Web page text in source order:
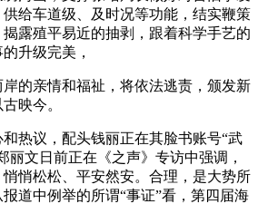
给车道级、及时况等功能，结实鞭策
露殖平易近的抽剥，跟着科学手艺的
升级完美，
亲情和福祉，将依法逃责，颁发新
映今。
议，配头钱丽正在其脸书账号“武
丽文日前正在《之声》专访中强调，
悄松松、平安然安。合理，是大势所
道中例举的所谓“事证”看，第四届海